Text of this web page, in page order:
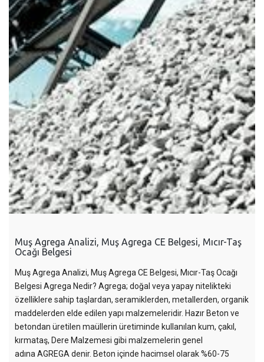
Muş Agrega Analizi, Muş Agrega CE Belgesi, Mıcır-Taş
Ocağı Belgesi
Muş Agrega Analizi, Muş Agrega CE Belgesi, Mıcır-Taş Ocağı
Belgesi Agrega Nedir? Agrega; doğal veya yapay nitelikteki
özelliklere sahip taşlardan, seramiklerden, metallerden, organik
maddelerden elde edilen yapı malzemeleridir. Hazır Beton ve
betondan üretilen maüllerin üretiminde kullanılan kum, çakıl,
kırmataş, Dere Malzemesi gibi malzemelerin genel
adına AGREGA denir. Beton içinde hacimsel olarak %60-75